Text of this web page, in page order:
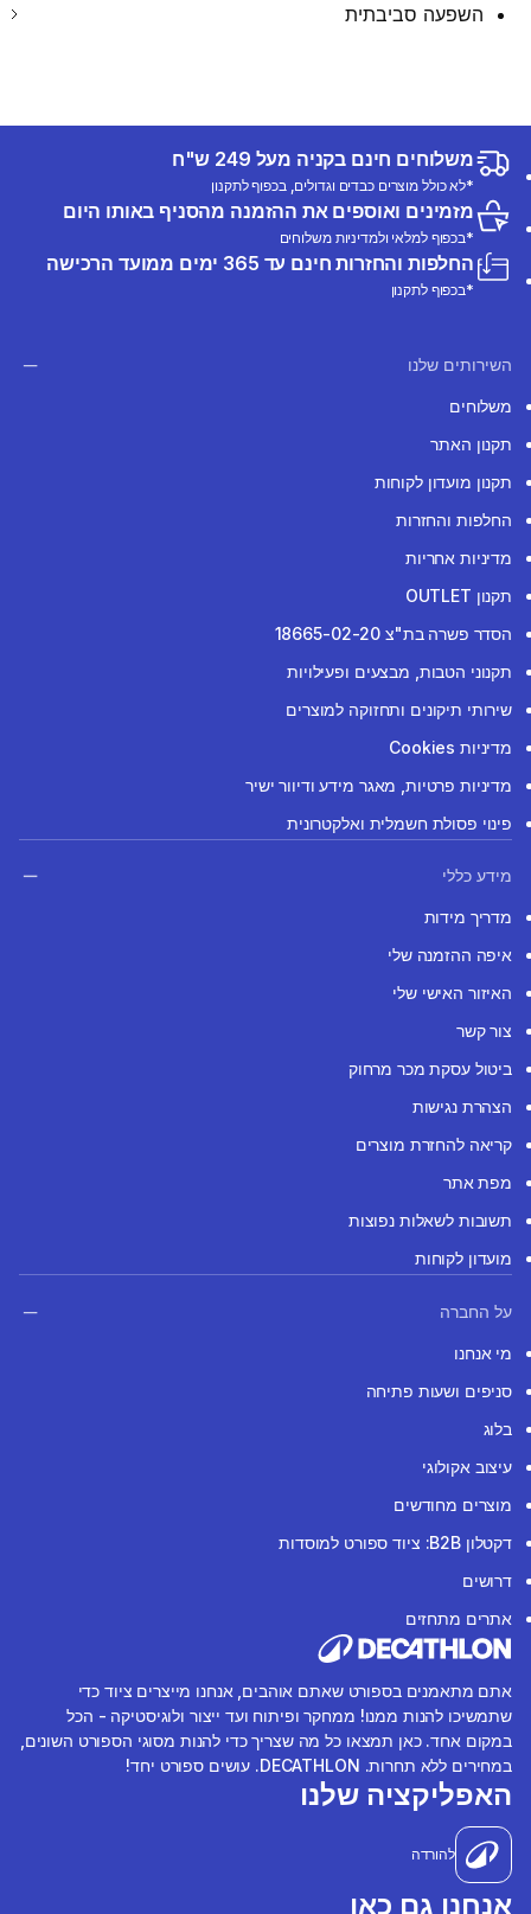
השפעה סביבתית
משלוחים חינם בקניה מעל 249 ש"ח
*לא כולל מוצרים כבדים וגדולים, בכפוף לתקנון
מזמינים ואוספים את ההזמנה מהסניף באותו היום
*בכפוף למלאי ולמדיניות משלוחים
החלפות והחזרות חינם עד 365 ימים ממועד הרכישה
*בכפוף לתקנון
השירותים שלנו
משלוחים
תקנון האתר
תקנון מועדון לקוחות
החלפות והחזרות
מדיניות אחריות
תקנון OUTLET
הסדר פשרה בת"צ 18665-02-20
תקנוני הטבות, מבצעים ופעילויות
שירותי תיקונים ותחזוקה למוצרים
מדיניות Cookies
מדיניות פרטיות, מאגר מידע ודיוור ישיר
פינוי פסולת חשמלית ואלקטרונית
מידע כללי
מדריך מידות
איפה ההזמנה שלי
האיזור האישי שלי
צור קשר
ביטול עסקת מכר מרחוק
הצהרת נגישות
קריאה להחזרת מוצרים
מפת אתר
תשובות לשאלות נפוצות
מועדון לקוחות
על החברה
מי אנחנו
סניפים ושעות פתיחה
בלוג
עיצוב אקולוגי
מוצרים מחודשים
דקטלון B2B: ציוד ספורט למוסדות
דרושים
אתרים מתחזים
אתם מתאמנים בספורט שאתם אוהבים, אנחנו מייצרים ציוד כדי
שתמשיכו להנות ממנו! ממחקר ופיתוח ועד ייצור ולוגיסטיקה - הכל
במקום אחד. כאן תמצאו כל מה שצריך כדי להנות מסוגי הספורט השונים,
במחירים ללא תחרות. DECATHLON. עושים ספורט יחד!
האפליקציה שלנו
להורדה
אנחנו גם כאן